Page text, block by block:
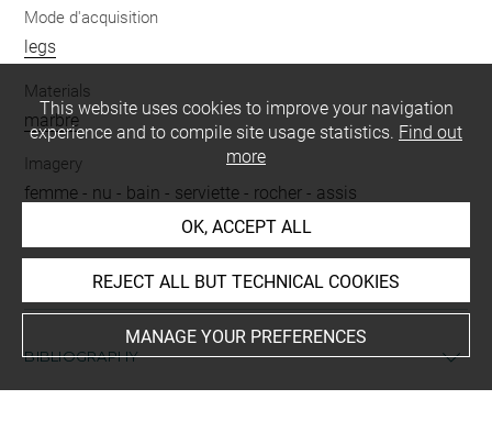
Mode d'acquisition
legs
Materials
marbre
Imagery
femme - nu - bain - serviette - rocher - assis
BIBLIOGRAPHY
This website uses cookies to improve your navigation
experience and to compile site usage statistics. Find out
more
OK, ACCEPT ALL
REJECT ALL BUT TECHNICAL COOKIES
MANAGE YOUR PREFERENCES